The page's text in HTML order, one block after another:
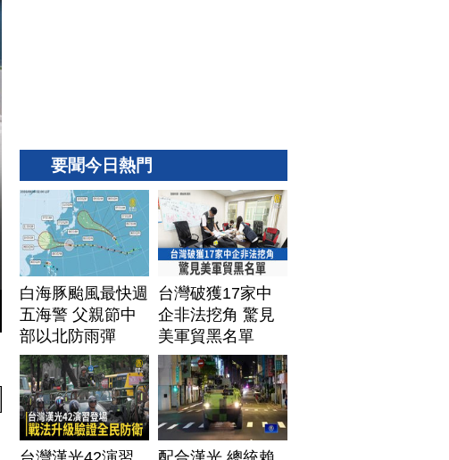
要聞今日熱門
白海豚颱風最快週
五海警 父親節中
部以北防雨彈
台灣破獲17家中
企非法挖角 驚見
美軍貿黑名單